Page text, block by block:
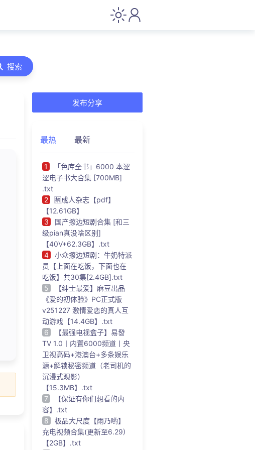
搜索
发布分享
最热 最新
1
「色库全书」6000 本涩
涩电子书大合集 [700MB]
.txt
2
🈲成人杂志【pdf】
【12.61GB】
3
国产擦边短剧合集 [和三
级pian真没啥区别]
【40V+62.3GB】.txt
4
小众擦边短剧：牛奶特派
员【上面在吃饭，下面也在
吃饭】共30集[2.4GB].txt
5
【绅士最爱】麻豆出品
《爱的初体验》PC正式版
v251227 激情爱恋的真人互
动游戏【14.4GB】.txt
6
【最强电视盒子】易發
TV 1.0丨内置6000频道丨央
卫视高码+港澳台+多条娱乐
源+解锁秘密频道（老司机的
沉浸式观影）
【15.3MB】.txt
7
【保证有你们想看的内
容】.txt
8
极品大尺度【雨乃哟】
充电视频合集(更新至6.29)
【2GB】.txt